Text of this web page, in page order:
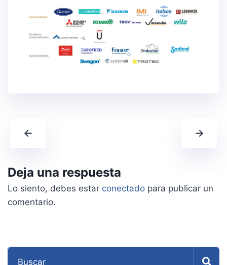
← →
Deja una respuesta
Lo siento, debes estar conectado para publicar un
comentario.